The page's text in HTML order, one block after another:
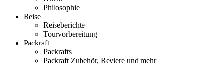
Philosophie
Reise
Reiseberichte
Tourvorbereitung
Packraft
Packrafts
Packraft Zubehör, Reviere und mehr